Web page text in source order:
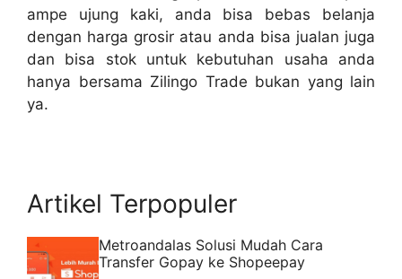
ampe ujung kaki, anda bisa bebas belanja
dengan harga grosir atau anda bisa jualan juga
dan bisa stok untuk kebutuhan usaha anda
hanya bersama Zilingo Trade bukan yang lain
ya.
Artikel Terpopuler
Metroandalas Solusi Mudah Cara
Transfer Gopay ke Shopeepay